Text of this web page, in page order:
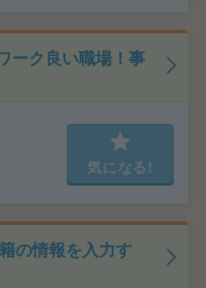
ーク良い職場！事
気になる!
の情報を入力す